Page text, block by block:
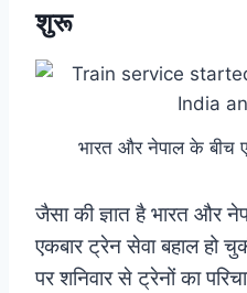
शुरू
भारत और नेपाल के बीच
जैसा की ज्ञात है भारत और
एकबार ट्रेन सेवा बहाल हो
पर शनिवार से ट्रेनों का